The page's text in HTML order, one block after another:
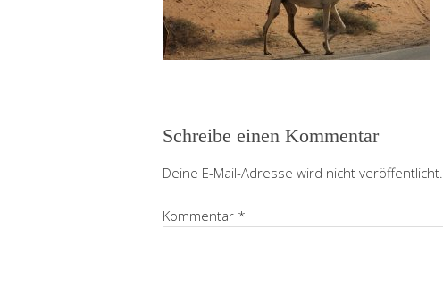
Schreibe einen Kommentar
Deine E-Mail-Adresse wird nicht veröffentlicht.
Kommentar *